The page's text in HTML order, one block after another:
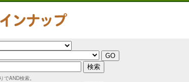
でAND検索。